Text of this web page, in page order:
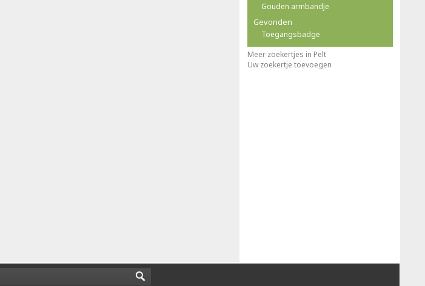
Gouden armbandje
Gevonden
Toegangsbadge
Meer zoekertjes in Pelt
Uw zoekertje toevoegen